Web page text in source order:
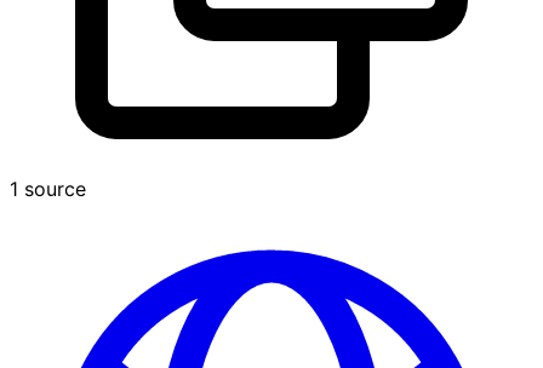
1 source